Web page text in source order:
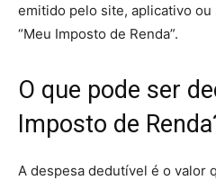
emitido pelo site, aplicativo ou
“Meu Imposto de Renda”.
O que pode ser
Imposto de
A despesa dedutível é o valor